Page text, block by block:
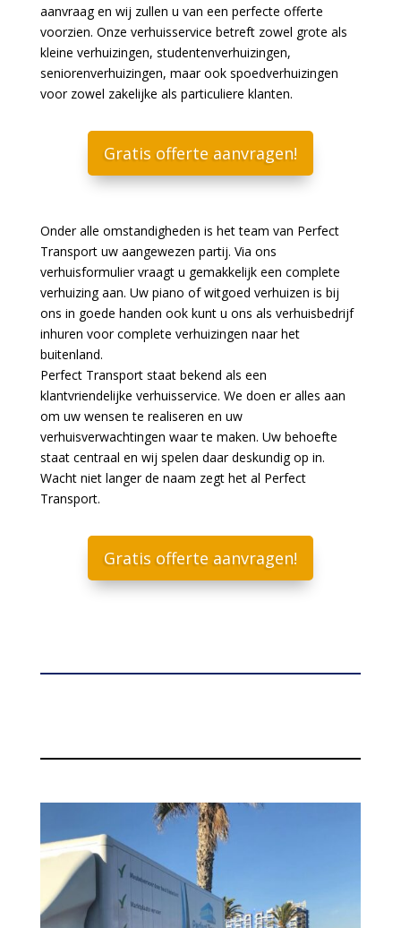
aanvraag en wij zullen u van een perfecte offerte
voorzien. Onze verhuisservice betreft zowel grote als
kleine verhuizingen, studentenverhuizingen,
seniorenverhuizingen, maar ook spoedverhuizingen
voor zowel zakelijke als particuliere klanten.
Gratis offerte aanvragen!
Onder alle omstandigheden is het team van Perfect
Transport uw aangewezen partij. Via ons
verhuisformulier vraagt u gemakkelijk een complete
verhuizing aan. Uw piano of witgoed verhuizen is bij
ons in goede handen ook kunt u ons als verhuisbedrijf
inhuren voor complete verhuizingen naar het
buitenland.
Perfect Transport staat bekend als een
klantvriendelijke verhuisservice. We doen er alles aan
om uw wensen te realiseren en uw
verhuisverwachtingen waar te maken. Uw behoefte
staat centraal en wij spelen daar deskundig op in.
Wacht niet langer de naam zegt het al Perfect
Transport.
Gratis offerte aanvragen!